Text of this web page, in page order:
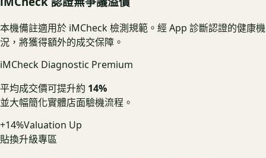
本機備註適用於 iMCheck 檢測規範。經 App 診斷認證的健康機
況，將獲得額外的成交保障。
iMCheck Diagnostic Premium
平均成交價可提升約 14%
並大幅簡化實體店面驗機流程。
+14%Valuation Up
貼換升級專區